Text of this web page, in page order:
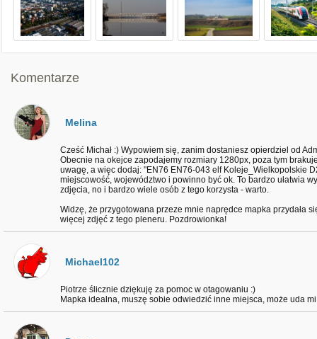
Komentarze
Melina
Cześć Michał :) Wypowiem się, zanim dostaniesz opierdziel od
Obecnie na okejce zapodajemy rozmiary 1280px, poza tym
uwagę, a więc dodaj: "EN76 EN76-043 elf Koleje_Wielkopolskie
miejscowość, województwo i powinno być ok. To bardzo ułatwia
zdjęcia, no i bardzo wiele osób z tego korzysta - warto.
Widzę, że przygotowana przeze mnie naprędce mapka przydała
więcej zdjęć z tego pleneru. Pozdrowionka!
Michael102
Piotrze ślicznie dziękuję za pomoc w otagowaniu :)
Mapka idealna, muszę sobie odwiedzić inne miejsca, może uda